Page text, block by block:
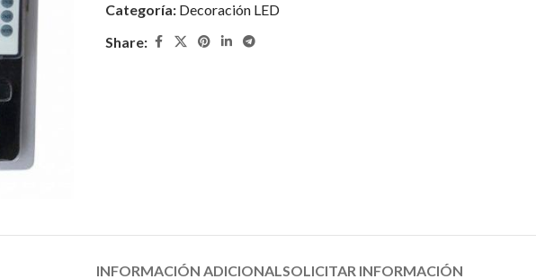
Categoría: Decoración LED
Share:
INFORMACIÓN ADICIONALSOLICITAR INFORMACIÓN